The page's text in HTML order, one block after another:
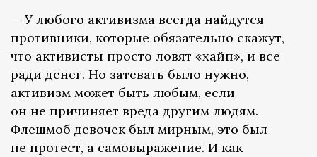
— У любого активизма всегда найдутся
противники, которые обязательно скажут,
что активисты просто ловят «хайп», и все
ради денег. Но затевать было нужно,
активизм может быть любым, если
он не причиняет вреда другим людям.
Флешмоб девочек был мирным, это был
не протест, а самовыражение. И как